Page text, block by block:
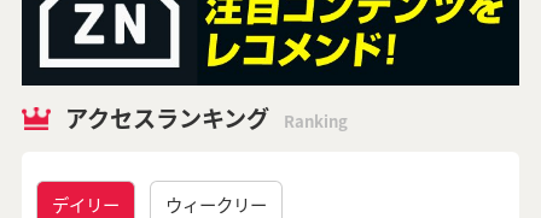
アクセスランキング Ranking
デイリー ウィークリー